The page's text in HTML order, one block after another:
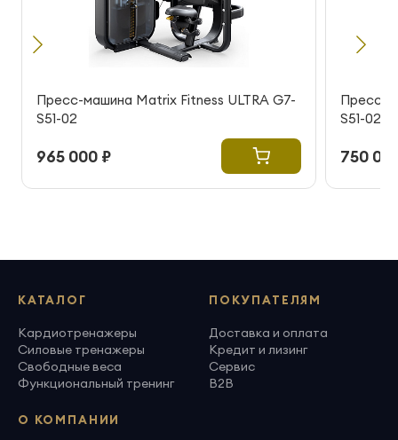
Пресс-машина Matrix Fitness ULTRA G7-
S51-02
965 000 ₽
Пресс-
S51-02
750
КАТАЛОГ
Кардиотренажеры
Силовые тренажеры
Свободные веса
Функциональный тренинг
ПОКУПАТЕЛЯМ
Доставка и оплата
Кредит и лизинг
Сервис
B2B
О КОМПАНИИ